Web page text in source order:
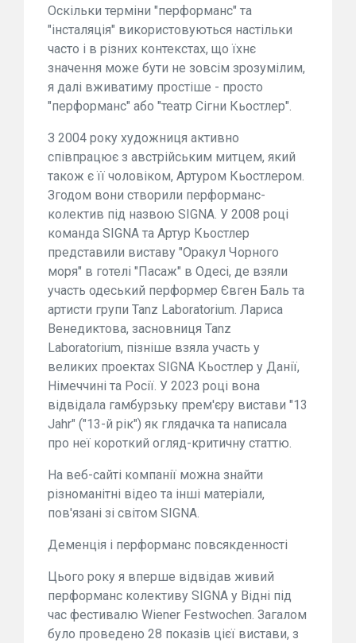
Оскільки терміни "перформанс" та
"інсталяція" використовуються настільки
часто і в різних контекстах, що їхнє
значення може бути не зовсім зрозумілим,
я далі вживатиму простіше - просто
"перформанс" або "театр Сігни Кьостлер".
З 2004 року художниця активно
співпрацює з австрійським митцем, який
також є її чоловіком, Артуром Кьостлером.
Згодом вони створили перформанс-
колектив під назвою SIGNA. У 2008 році
команда SIGNA та Артур Кьостлер
представили виставу "Оракул Чорного
моря" в готелі "Пасаж" в Одесі, де взяли
участь одеський перформер Євген Баль та
артисти групи Tanz Laboratorium. Лариса
Венедиктова, засновниця Tanz
Laboratorium, пізніше взяла участь у
великих проектах SIGNA Кьостлер у Данії,
Німеччині та Росії. У 2023 році вона
відвідала гамбурзьку прем'єру вистави "13
Jahr" ("13-й рік") як глядачка та написала
про неї короткий огляд-критичну статтю.
На веб-сайті компанії можна знайти
різноманітні відео та інші матеріали,
пов'язані зі світом SIGNA.
Деменція і перформанс повсякденності
Цього року я вперше відвідав живий
перформанс колективу SIGNA у Відні під
час фестивалю Wiener Festwochen. Загалом
було проведено 28 показів цієї вистави, з